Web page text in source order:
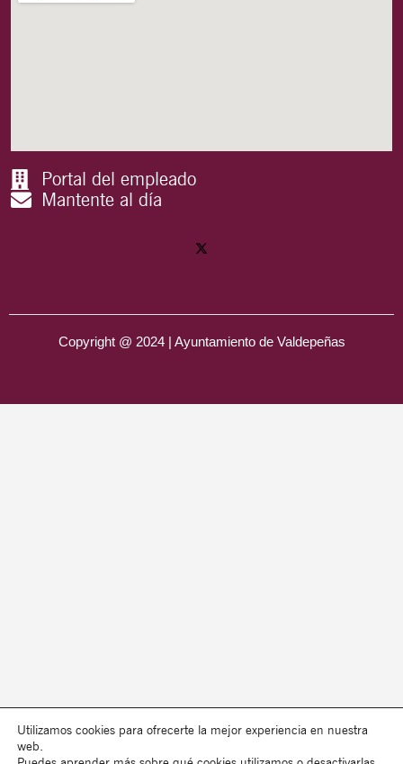
Portal del empleado
Mantente al día
Copyright @ 2024 | Ayuntamiento de Valdepeñas
Utilizamos cookies para ofrecerte la mejor experiencia en nuestra
web.